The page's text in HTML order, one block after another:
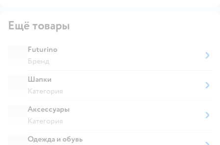
Ещё товары
Futurino
Бренд
Шапки
Категория
Аксессуары
Категория
Одежда и обувь